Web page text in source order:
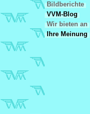
Bildberichte
VVM-Blog
Wir bieten an
Ihre Meinung